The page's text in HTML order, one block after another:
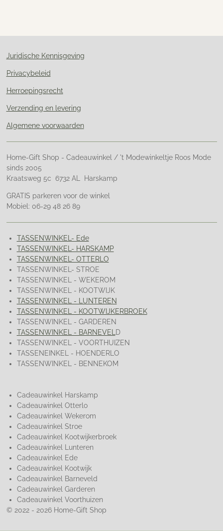
Juridische Kennisgeving
Privacybeleid
Herroepingsrecht
Verzending en levering
Algemene voorwaarden
Home-Gift Shop - Cadeauwinkel / 't Modewinkeltje Roos Mode
sinds 2005
Kraatsweg 5c 6732 AL Harskamp
GRATIS parkeren voor de winkel
Mobiel: 06-29 48 26 89
TASSENWINKEL- Ede
TASSENWINKEL- HARSKAMP
TASSENWINKEL- OTTERLO
TASSENWINKEL- STROE
TASSENWINKEL - WEKEROM
TASSENWINKEL - KOOTWIJK
TASSENWINKEL - LUNTEREN
TASSENWINKEL - KOOTWIJKERBROEK
TASSENWINKEL - GARDEREN
TASSENWINKEL - BARNEVEL
D
TASSENWINKEL - VOORTHUIZEN
TASSENEINKEL - HOENDERLO
TASSENWINKEL - BENNEKOM
Cadeauwinkel Harskamp
Cadeauwinkel Otterlo
Cadeauwinkel Wekerom
Cadeauwinkel Stroe
Cadeauwinkel Kootwijkerbroek
Cadeauwinkel Lunteren
Cadeauwinkel Ede
Cadeauwinkel Kootwijk
Cadeauwinkel Barneveld
Cadeauwinkel Garderen
Cadeauwinkel Voorthuizen
© 2022 - 2026 Home-Gift Shop